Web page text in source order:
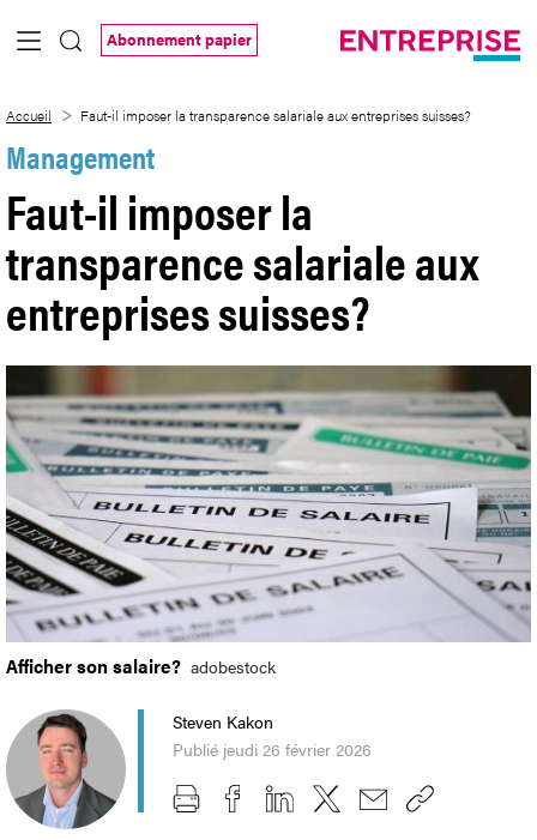
Saut au contenu principal
Abonnement papier
Accueil Faut-il imposer la transparence salariale aux entreprises suisses?
Management
Faut-il imposer la
transparence salariale aux
entreprises suisses?
Afficher son salaire? adobestock
Steven Kakon
Publié jeudi 26 février 2026